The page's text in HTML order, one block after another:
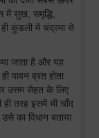
में सुख, समृद्धि,
कुंडली में चंद्रमा से
जाता है और यह
पावन व्रत होता
उत्तम सेहत के लिए
ही तरह इसमें भी चाँद
का विधान बताया